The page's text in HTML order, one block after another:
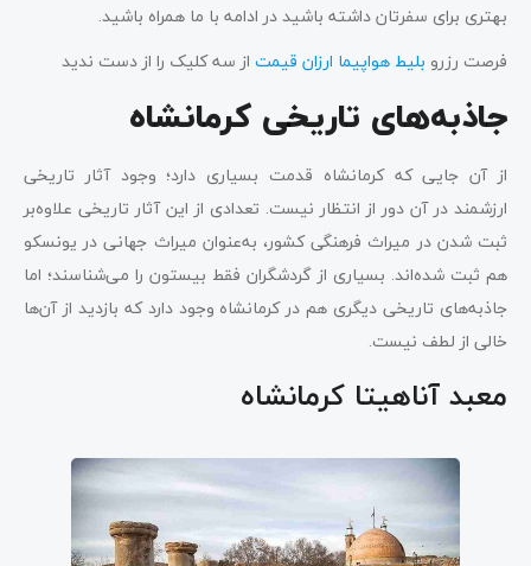
بهتری برای سفرتان داشته باشید در ادامه با ما همراه باشید.
فرصت رزرو بلیط هواپیما ارزان قیمت از سه کلیک را از دست ندید
جاذبه‌های تاریخی کرمانشاه
از آن جایی که کرمانشاه قدمت بسیاری دارد؛ وجود ‌آثار‌ تاریخی
ارزشمند در آن دور از انتظار نیست. تعدادی از این ‌آثار‌ تاریخی علاوه‌بر‌
ثبت شدن در میراث فرهنگی کشور، به‌عنوان میراث جهانی در یونسکو
هم ثبت شده‌اند. بسیاری از گردشگران فقط بیستون را می‌شناسند؛ اما
جاذبه‌های تاریخی دیگری هم در کرمانشاه وجود دارد که بازدید از آن‌ها
خالی از لطف نیست.
معبد آناهیتا کرمانشاه